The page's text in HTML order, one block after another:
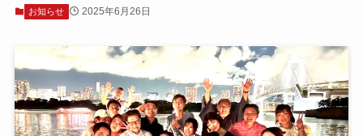
お知らせ 2025年6月26日